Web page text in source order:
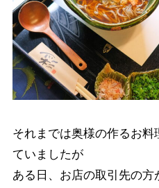
それまでは奥様の作るお
ていましたが
ある日、お店の取引先の